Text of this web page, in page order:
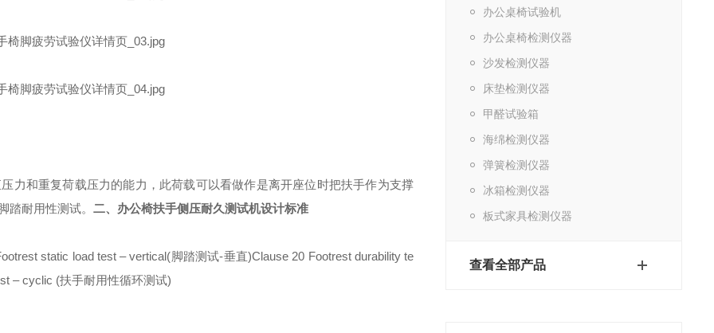
办公桌椅试验机
办公桌椅检测仪器
沙发检测仪器
床垫检测仪器
甲醛试验箱
海绵检测仪器
弹簧检测仪器
冰箱检测仪器
板式家具检测仪器
查看全部产品
力和重复荷载压力的能力，此荷载可以看做作是离开座位时把扶手作为支撑
踏耐用性测试。 二、 办公椅扶手侧压耐久测试机设计标准
static load test – vertical(脚踏测试-垂直)Clause 20 Footrest durability te
– cyclic (扶手耐用性循环测试)